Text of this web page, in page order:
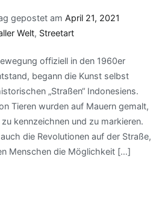
gepostet am April 21, 2021
Welt, Streetart
offiziell in den 1960er
begann die Kunst selbst
„Straßen“ Indonesiens.
Tieren wurden auf Mauern gemalt,
kennzeichnen und zu markieren.
die Revolutionen auf der Straße,
Menschen die Möglichkeit […]